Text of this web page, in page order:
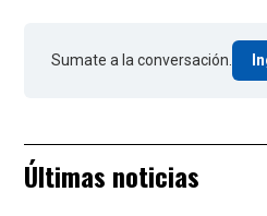
Sumate a la conversación.
Últimas noticias